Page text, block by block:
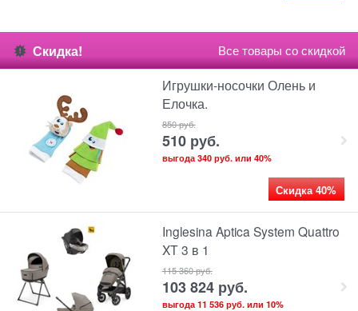
Скидка! Все товары со скидкой
Игрушки-носочки Олень и
Елочка.
850 руб.
510 руб.
выгода340 руб.или 40%
Скидка 40%
Inglesina Aptica System Quattro
XT 3 в 1
115 360 руб.
103 824 руб.
выгода 11 536 руб.или 10%